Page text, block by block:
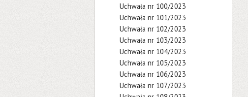
Uchwała nr 100/2023
Uchwała nr 101/2023
Uchwała nr 102/2023
Uchwała nr 103/2023
Uchwała nr 104/2023
Uchwała nr 105/2023
Uchwała nr 106/2023
Uchwała nr 107/2023